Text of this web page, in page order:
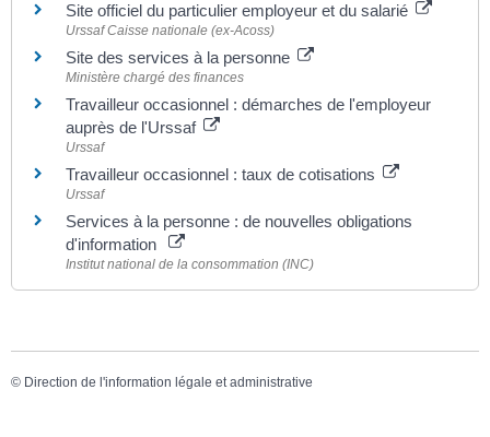
Site officiel du particulier employeur et du salarié
Urssaf Caisse nationale (ex-Acoss)
Site des services à la personne
Ministère chargé des finances
Travailleur occasionnel : démarches de l'employeur
auprès de l'Urssaf
Urssaf
Travailleur occasionnel : taux de cotisations
Urssaf
Services à la personne : de nouvelles obligations
d'information
Institut national de la consommation (INC)
© Direction de l'information légale et administrative